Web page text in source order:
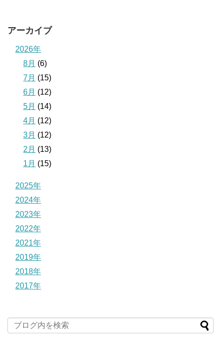
アーカイブ
2026年
8月 (6)
7月 (15)
6月 (12)
5月 (14)
4月 (12)
3月 (12)
2月 (13)
1月 (15)
2025年
2024年
2023年
2022年
2021年
2019年
2018年
2017年